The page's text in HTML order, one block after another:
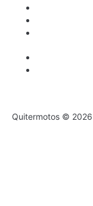
Quitermotos © 2026